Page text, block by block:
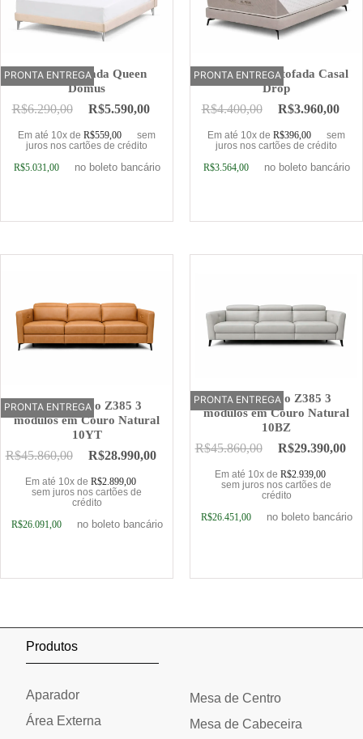
OFERTA
PRONTA ENTREGA
Cama Estofada Queen
Domus
R$6.290,00 R$5.590,00
Em até 10x de R$559,00
sem
juros nos cartões de crédito
R$5.031,00 no boleto bancário
PRONTA ENTREGA
Base Cama Estofada Casal
Drop
R$4.400,00 R$3.960,00
Em até 10x de R$396,00
sem
juros nos cartões de crédito
R$3.564,00 no boleto bancário
OFERTA
PRONTA ENTREGA
Sofá Elétrico Z385 3
módulos em Couro Natural
10YT
R$45.860,00 R$28.990,00
Em até 10x de R$2.899,00
sem juros nos cartões de
crédito
R$26.091,00 no boleto bancário
OFERTA
PRONTA ENTREGA
Sofá Elétrico Z385 3
módulos em Couro Natural
10BZ
R$45.860,00 R$29.390,00
Em até 10x de R$2.939,00
sem juros nos cartões de
crédito
R$26.451,00 no boleto bancário
Produtos
Aparador
Área Externa
Mesa de Centro
Mesa de Cabeceira